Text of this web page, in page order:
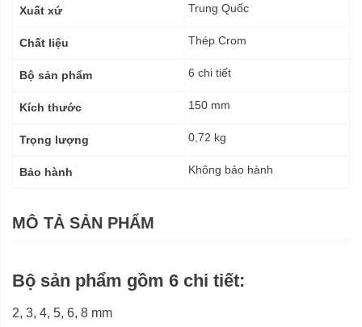
Xuất xứ Trung Quốc
Chất liệu Thép Crom
Bộ sản phẩm 6 chi tiết
Kích thước 150 mm
Trọng lượng 0,72 kg
Bảo hành Không bảo hành
MÔ TẢ SẢN PHẨM
Bộ sản phẩm gồm 6 chi tiết:
2, 3, 4, 5, 6, 8 mm